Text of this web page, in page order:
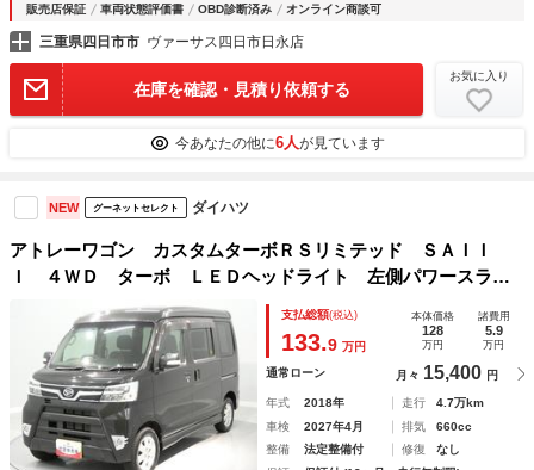
販売店保証 車両状態評価書 OBD診断済み オンライン商談可
三重県四日市市 ヴァーサス四日市日永店
在庫を確認・見積り依頼する
お気に入り
今あなたの他に6人が見ています
NEW グーネットセレクト ダイハツ
アトレーワゴン カスタムターボＲＳリミテッド ＳＡＩＩ
Ｉ ４ＷＤ ターボ ＬＥＤヘッドライト 左側パワースライ
ドドア ナビ リヤヒーター エンジンスターター スマート
アシスト
支払総額(税込)
133.9 万円
本体価格
128
万円
諸費用
5.9
万円
通常ローン 月々 15,400 円
年式 2018年 走行
4.7万km
車検
2027年4月 排気
660cc
整備
法定整備付 修復
なし